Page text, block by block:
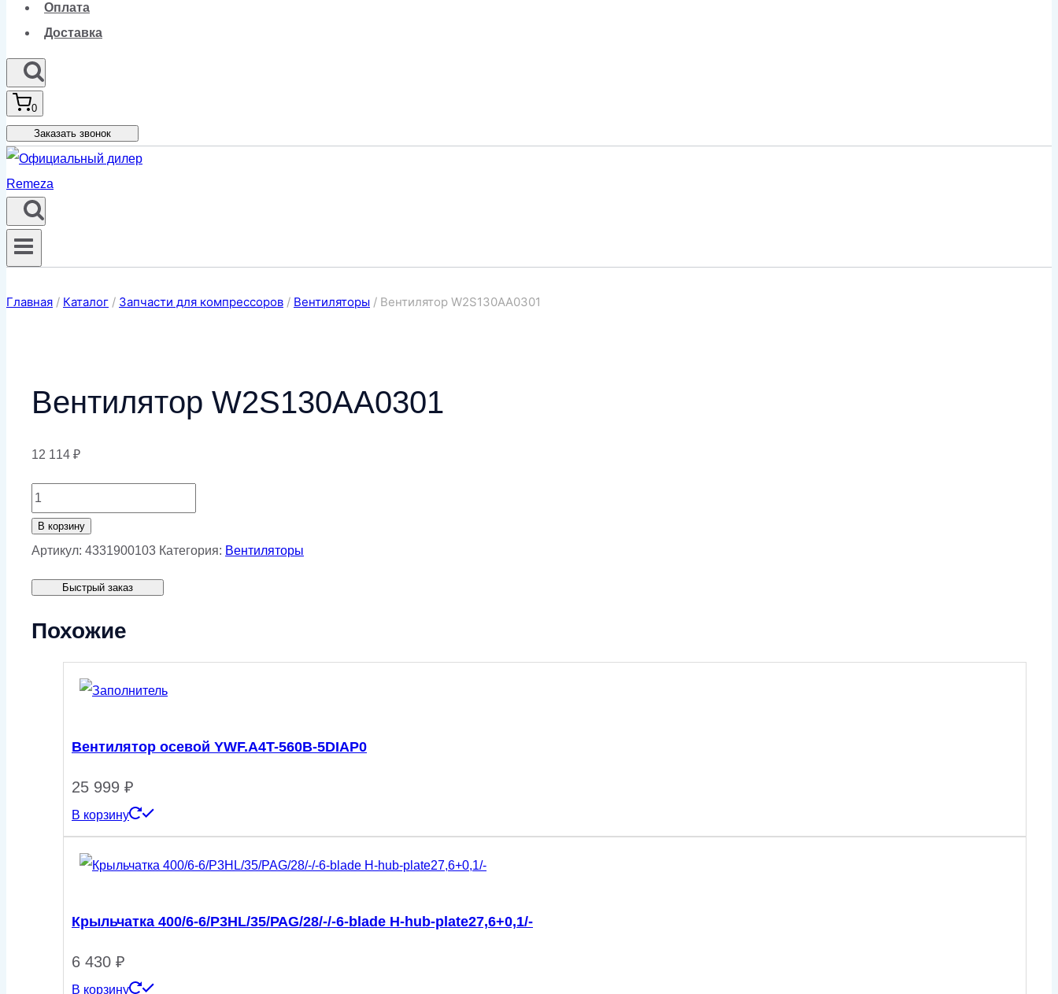
Оплата
Доставка
0
Заказать звонок
Главная / Каталог / Запчасти для компрессоров / Вентиляторы / Вентилятор W2S130AA0301
Вентилятор W2S130AA0301
12 114 ₽
Количество
товара
Вентилятор
В корзину
Артикул: 4331900103 Категория: Вентиляторы
Быстрый заказ
Похожие
Вентилятор осевой YWF.A4T-560B-5DIAP0
25 999 ₽
В корзину
Крыльчатка 400/6-6/Р3НL/35/РАG/28/-/-6-blade H-hub-plate27,6+0,1/-
6 430 ₽
В корзину